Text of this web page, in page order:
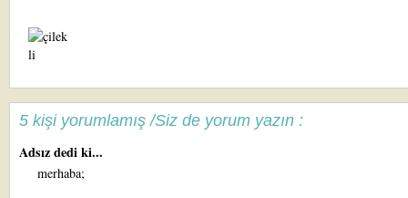
5 kişi yorumlamış /Siz de yorum yazın :
Adsız dedi ki...
merhaba;